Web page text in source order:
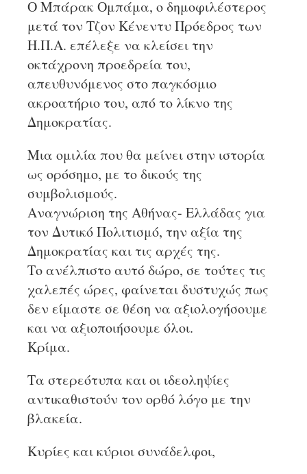
Ο Μπάρακ Ομπάμα, ο δημοφιλέστερος
μετά τον Τζον Κένεντυ Πρόεδρος των
Η.Π.Α. επέλεξε να κλείσει την
οκτάχρονη προεδρεία του,
απευθυνόμενος στο παγκόσμιο
ακροατήριο του, από το λίκνο της
Δημοκρατίας.
Μια ομιλία που θα μείνει στην ιστορία
ως ορόσημο, με το δικούς της
συμβολισμούς.
Αναγνώριση της Αθήνας- Ελλάδας για
τον Δυτικό Πολιτισμό, την αξία της
Δημοκρατίας και τις αρχές της.
Το ανέλπιστο αυτό δώρο, σε τούτες τις
χαλεπές ώρες, φαίνεται δυστυχώς πως
δεν είμαστε σε θέση να αξιολογήσουμε
και να αξιοποιήσουμε όλοι.
Κρίμα.
Τα στερεότυπα και οι ιδεοληψίες
αντικαθιστούν τον ορθό λόγο με την
βλακεία.
Κυρίες και κύριοι συνάδελφοι,